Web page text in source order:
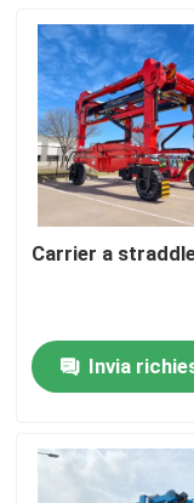
Carrier a
Invia